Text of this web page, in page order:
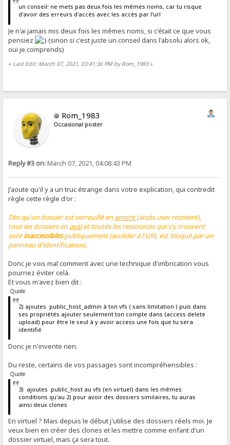
un conseil: ne mets pas deux fois les mêmes noms, car tu risque
d'avoir des erreurs d'accès avec les accès par l'url
Je n'ai jamais mis deux fois les mêmes noms, si c'était ce que vous
pensiez
(sinon si c'est juste un conseil dans l'absolu alors ok,
oui je comprends)
« Last Edit: March 07, 2021, 03:41:36 PM by Rom_1983»
Rom_1983
Occasional poster
Reply #3 on:March 07, 2021, 04:08:43 PM
J'aoute qu'il y a un truc étrange dans votre explication, qui contredit
règle cette règle d'or :
Dès qu'un dossier est verrouillé enamont(accès user restreint),
tous les dossiers enavalet toutes les ressources qui s'y trouvent
sontinaccessiblespubliquement (accéder à l'URL est bloqué par un
panneau d'identification).
Donc je vois mal comment avec une technique d'imbrication vous
pourriez éviter celà.
Et vous m'avez bien dit :
Quote
2) ajoutes public_host_admin à ton vfs ( sans limitation ) puis dans
ses propriétés ajouter seulement ton compte dans (access delete
upload) pour être le seul à y avoir access une fois que tu sera
identifié
Donc je n'invente rien.
Du reste, certains de vos passages sont incompréhensibles :
Quote
3) ajoutes public_host au vfs (en virtuel) dans les mêmes
conditions qu'au 2) pour avoir des dossiers similaires, tu auras
ainsi deux clones
En virtuel ? Mais depuis le début j'utilise des dossiers réels moi. Je
veux bien en créer des clones et les mettre comme enfant d'un
dossier virtuel, mais ça sera tout.